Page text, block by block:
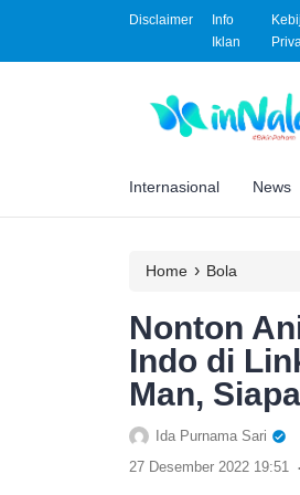
Disclaimer
Info
Iklan
Internasional News
Home › Bola
Nonton
Indo di
Man,
Ida Purnama Sari
27 Desember 2022 19:51
.